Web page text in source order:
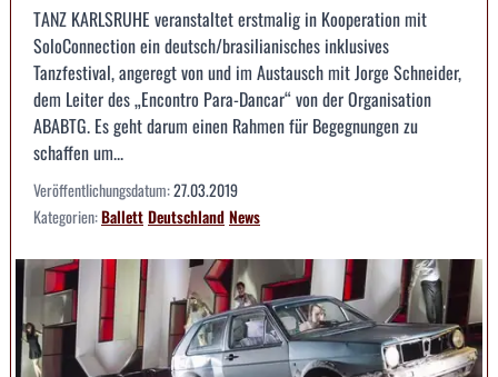
TANZ KARLSRUHE veranstaltet erstmalig in Kooperation mit
SoloConnection ein deutsch/brasilianisches inklusives
Tanzfestival, angeregt von und im Austausch mit Jorge Schneider,
dem Leiter des „Encontro Para-Dancar“ von der Organisation
ABABTG. Es geht darum einen Rahmen für Begegnungen zu
schaffen um...
Veröffentlichungsdatum:27.03.2019
Kategorien:BallettDeutschlandNews